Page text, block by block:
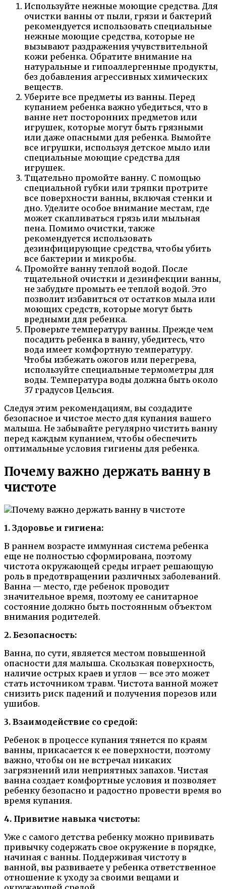
Используйте нежные моющие средства. Для
очистки ванны от пыли, грязи и бактерий
рекомендуется использовать специальные
нежные моющие средства, которые не
вызывают раздражения учувствительной
кожи ребенка. Обратите внимание на
натуральные и гипоаллергенные продукты,
без добавления агрессивных химических
веществ.
Уберите все предметы из ванны. Перед
купанием ребенка важно убедиться, что в
ванне нет посторонних предметов или
игрушек, которые могут быть грязными
или даже опасными для ребенка. Вымойте
все игрушки, используя детское мыло или
специальные моющие средства для
игрушек.
Тщательно промойте ванну. С помощью
специальной губки или тряпки протрите
все поверхности ванны, включая стенки и
дно. Уделите особое внимание местам, где
может скапливаться грязь или мыльная
пена. Помимо очистки, также
рекомендуется использовать
дезинфицирующие средства, чтобы убить
все бактерии и микробы.
Промойте ванну теплой водой. После
тщательной очистки и дезинфекции ванны,
не забудьте промыть ее теплой водой. Это
позволит избавиться от остатков мыла или
моющих средств, которые могут быть
вредными для ребенка.
Проверьте температуру ванны. Прежде чем
посадить ребенка в ванну, убедитесь, что
вода имеет комфортную температуру.
Чтобы избежать ожогов или перегрева,
используйте специальные термометры для
воды. Температура воды должна быть около
37 градусов Цельсия.
Следуя этим рекомендациям, вы создадите
безопасное и чистое место для купания вашего
малыша. Не забывайте регулярно чистить ванну
перед каждым купанием, чтобы обеспечить
оптимальные условия гигиены для ребенка.
Почему важно держать ванну в
чистоте
1. Здоровье и гигиена:
В раннем возрасте иммунная система ребенка
еще не полностью сформирована, поэтому
чистота окружающей среды играет решающую
роль в предотвращении различных заболеваний.
Ванна — место, где ребенок проводит
значительное время, поэтому ее санитарное
состояние должно быть постоянным объектом
внимания родителей.
2. Безопасность:
Ванна, по сути, является местом повышенной
опасности для малыша. Скользкая поверхность,
наличие острых краев и углов — все это может
стать источником травм. Чистота ванной может
снизить риск падений и получения порезов или
ушибов.
3. Взаимодействие со средой:
Ребенок в процессе купания тянется по краям
ванны, прикасается к ее поверхности, поэтому
важно, чтобы он не встречал никаких
загрязнений или неприятных запахов. Чистая
ванна создает комфортные условия и позволяет
ребенку безопасно и радостно провести время во
время купания.
4. Привитие навыка чистоты:
Уже с самого детства ребенку можно прививать
привычку содержать свое окружение в порядке,
начиная с ванны. Поддерживая чистоту в
ванной, вы развиваете у ребенка ответственное
отношение к уходу за своими вещами и